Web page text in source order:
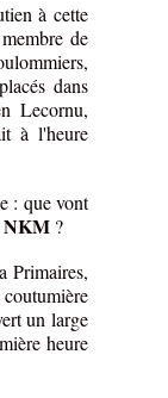
à cette
de
dans
Lecornu,
à l'heure
: que vont
NKM ?
Primaires,
un large
heure